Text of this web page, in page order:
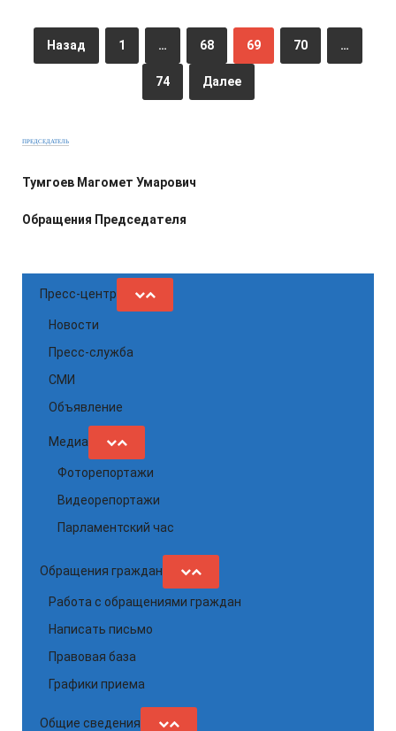
Назад 1 … 68 69 70 …
74 Далее
ПРЕДСЕДАТЕЛЬ
Тумгоев Магомет Умарович
Обращения Председателя
Пресс-центр
Новости
Пресс-служба
СМИ
Объявление
Медиа
Фоторепортажи
Видеорепортажи
Парламентский час
Обращения граждан
Работа с обращениями граждан
Написать письмо
Правовая база
Графики приема
Общие сведения